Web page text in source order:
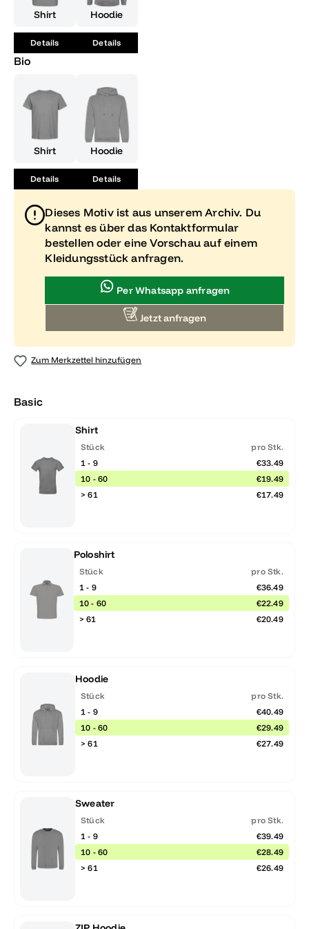
Geschenk für deinen gesamten Freundeskreis oder die
perfekte Ergänzung zu deiner Abi-Ausrüstung. Sei stolz auf
das, was du erreicht hast, und trage es mit Stil!
Shirt
Details
Hoodie
Details
Bio
Shirt
Details
Hoodie
Details
Dieses Motiv ist aus unserem Archiv. Du
kannst es über das Kontaktformular
bestellen oder eine Vorschau auf einem
Kleidungsstück anfragen.
Per Whatsapp anfragen
Jetzt anfragen
Zum Merkzettel hinzufügen
Basic
Shirt
Stück
pro Stk.
1 - 9
€33.49
10 - 60
€19.49
> 61
€17.49
Poloshirt
Stück
pro Stk.
1 - 9
€36.49
10 - 60
€22.49
> 61
€20.49
Hoodie
Stück
pro Stk.
1 - 9
€40.49
10 - 60
€29.49
> 61
€27.49
Sweater
Stück
pro Stk.
1 - 9
€39.49
10 - 60
€28.49
> 61
€26.49